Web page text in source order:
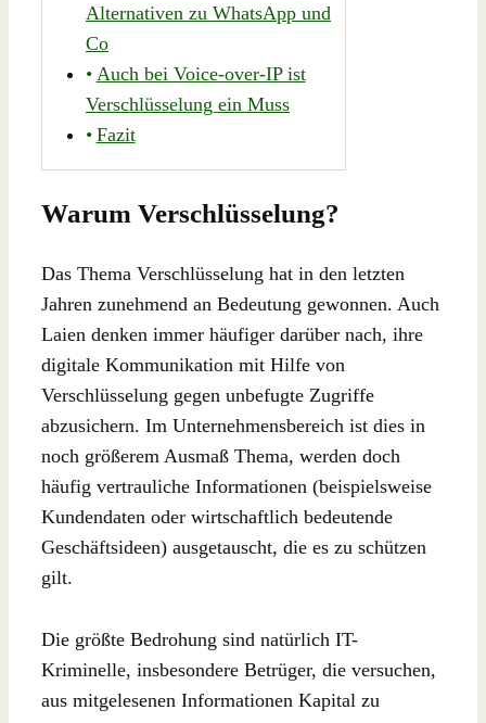
Alternativen zu WhatsApp und
Co
Auch bei Voice-over-IP ist
Verschlüsselung ein Muss
Fazit
Warum Verschlüsselung?
Das Thema Verschlüsselung hat in den letzten
Jahren zunehmend an Bedeutung gewonnen. Auch
Laien denken immer häufiger darüber nach, ihre
digitale Kommunikation mit Hilfe von
Verschlüsselung gegen unbefugte Zugriffe
abzusichern. Im Unternehmensbereich ist dies in
noch größerem Ausmaß Thema, werden doch
häufig vertrauliche Informationen (beispielsweise
Kundendaten oder wirtschaftlich bedeutende
Geschäftsideen) ausgetauscht, die es zu schützen
gilt.
Die größte Bedrohung sind natürlich IT-
Kriminelle, insbesondere Betrüger, die versuchen,
aus mitgelesenen Informationen Kapital zu